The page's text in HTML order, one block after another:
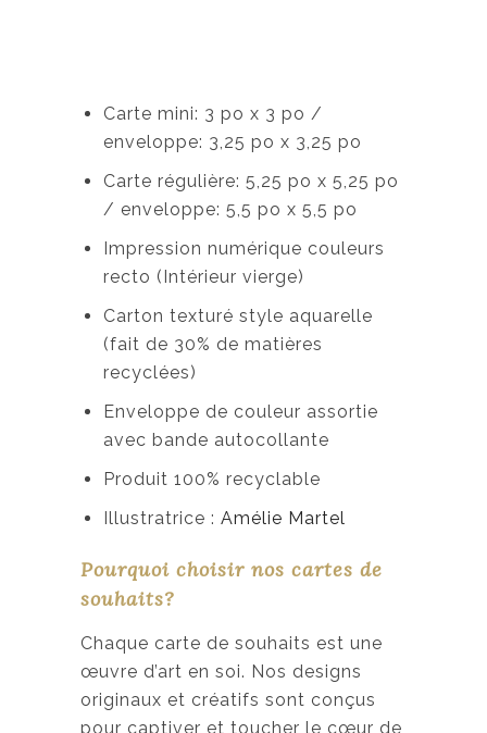
Carte mini: 3 po x 3 po /
enveloppe: 3,25 po x 3,25 po
Carte régulière: 5,25 po x 5,25 po
/ enveloppe: 5,5 po x 5,5 po
Impression numérique couleurs
recto (Intérieur vierge)
Carton texturé style aquarelle
(fait de 30% de matières
recyclées)
Enveloppe de couleur assortie
avec bande autocollante
Produit 100% recyclable
Illustratrice : Amélie Martel
Pourquoi choisir nos cartes de
souhaits?
Chaque carte de souhaits est une
œuvre d’art en soi. Nos designs
originaux et créatifs sont conçus
pour captiver et toucher le cœur de